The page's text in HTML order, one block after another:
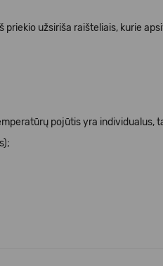
priekio užsiriša raišteliais, kurie
pojūtis yra individualus,